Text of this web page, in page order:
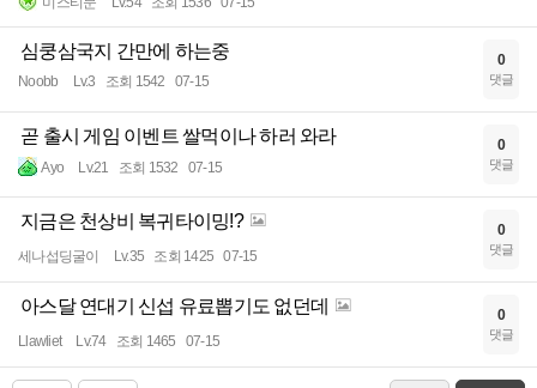
심쿵삼국지 간만에 하는중
Noobb Lv.3 조회 1542 07-15
0
댓글
곧 출시 게임 이벤트 쌀먹이나 하러 와라
Ayo Lv.21 조회 1532 07-15
0
댓글
지금은 천상비 복귀타이밍!?
세나섭딩굴이 Lv.35 조회 1425 07-15
0
댓글
아스달 연대기 신섭 유료뽑기도 없던데
Llawliet Lv.74 조회 1465 07-15
0
댓글